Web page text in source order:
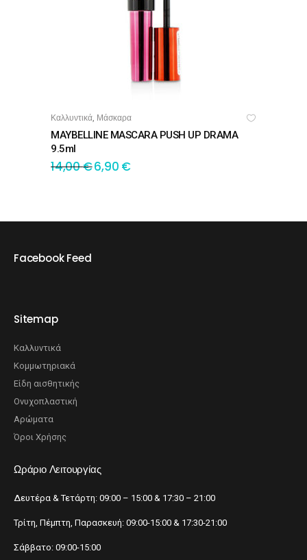
ΔΙΑΒΆΣΤΕ ΠΕΡΙΣΣΌΤΕΡΑ
Καλλυντικά, Μάσκαρα
MAYBELLINE MASCARA PUSH UP DRAMA
9.5ml
14,00€6,90 €
Facebook Feed
Sitemap
Καλλυντικά
Κομμωτηριακά
Είδη αισθητικής
Ονυχοπλαστική
Αρώματα
Όροι Χρήσης
Ωράριο Λειτουργίας
Δευτέρα & Τετάρτη: 09:00 – 15:00 & 17:30 – 21:00
Τρίτη, Πέμπτη, Παρασκευή: 09:00-15:00 & 17:30-21:00
Σάββατο: 09:00-15:00